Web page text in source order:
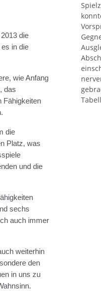
die
in die
wie Anfang
das
Fähigkeiten
die
Platz, was
und die
sechs
auch immer
weiterhin
den
in uns zu